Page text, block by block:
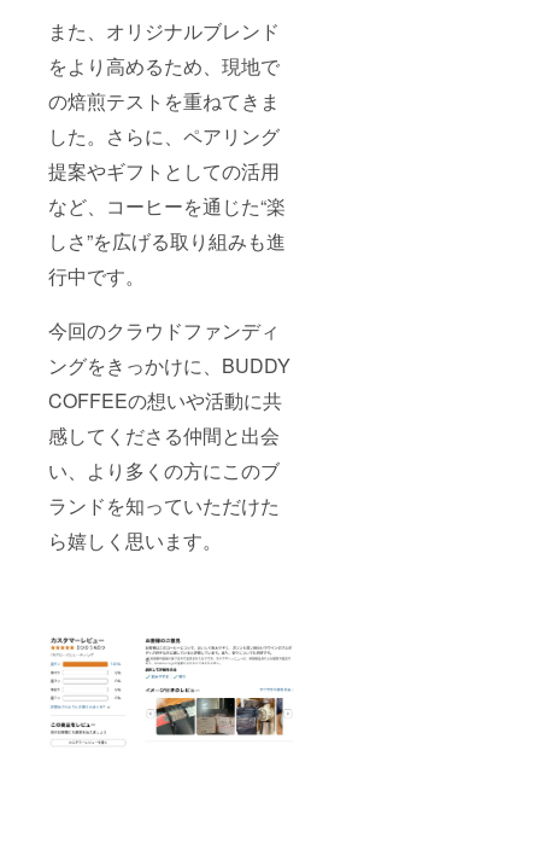
また、オリジナルブレンド
をより高めるため、現地で
の焙煎テストを重ねてきま
した。さらに、ペアリング
提案やギフトとしての活用
など、コーヒーを通じた“楽
しさ”を広げる取り組みも進
行中です。
今回のクラウドファンディ
ングをきっかけに、BUDDY
COFFEEの想いや活動に共
感してくださる仲間と出会
い、より多くの方にこのブ
ランドを知っていただけた
ら嬉しく思います。